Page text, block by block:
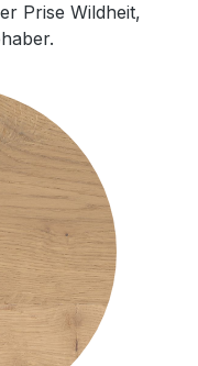
Prise Wildheit,